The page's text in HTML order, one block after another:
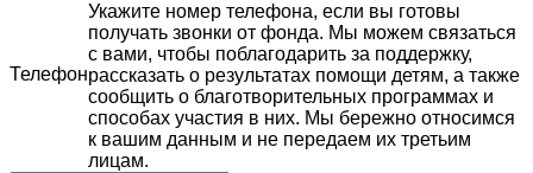
Телефон
Укажите номер телефона, если вы готовы
получать звонки от фонда. Мы можем связаться
с вами, чтобы поблагодарить за поддержку,
рассказать о результатах помощи детям, а также
сообщить о благотворительных программах и
способах участия в них. Мы бережно относимся
к вашим данным и не передаем их третьим
лицам.